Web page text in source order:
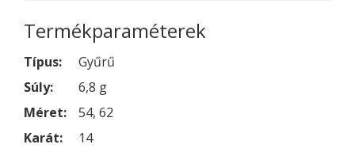
Termékparaméterek
Típus:
Gyűrű
Súly:
6,8 g
Méret:
54, 62
Karát:
14